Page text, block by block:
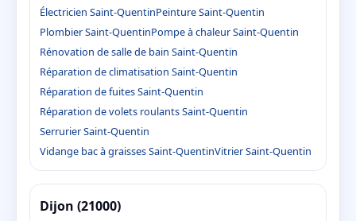
Électricien Saint-QuentinPeinture Saint-Quentin
Plombier Saint-QuentinPompe à chaleur Saint-Quentin
Rénovation de salle de bain Saint-Quentin
Réparation de climatisation Saint-Quentin
Réparation de fuites Saint-Quentin
Réparation de volets roulants Saint-Quentin
Serrurier Saint-Quentin
Vidange bac à graisses Saint-QuentinVitrier Saint-Quentin
Dijon (21000)